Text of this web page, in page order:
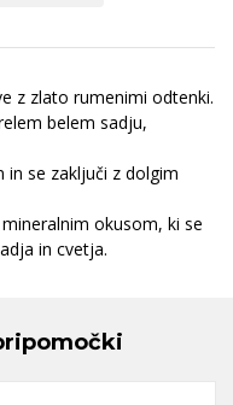
z zlato rumenimi odtenki.
belem sadju,
in se zaključi z dolgim
okusom, ki se
in cvetja.